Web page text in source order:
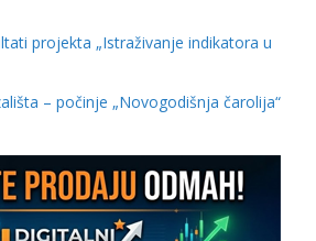
projekta „Istraživanje indikatora u
– počinje „Novogodišnja čarolija“